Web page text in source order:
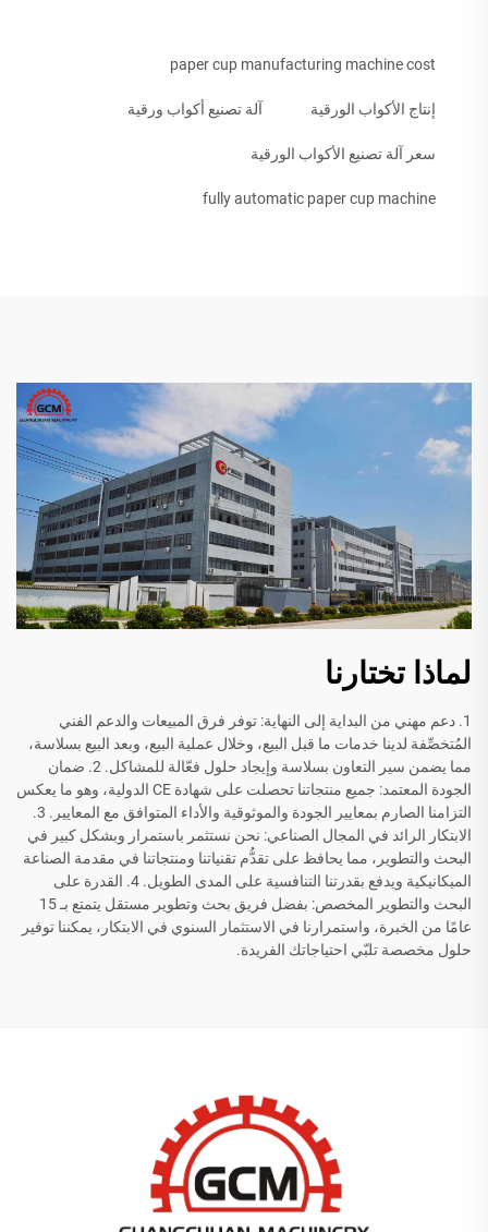
paper cup manufacturing machine cost
إنتاج الأكواب الورقية آلة تصنيع أكواب ورقية
سعر آلة تصنيع الأكواب الورقية
fully automatic paper cup machine
لماذا تختارنا
1. دعم مهني من البداية إلى النهاية: توفر فرق المبيعات والدعم الفني
المُتخصِّفة لدينا خدمات ما قبل البيع، وخلال عملية البيع، وبعد البيع بسلاسة،
مما يضمن سير التعاون بسلاسة وإيجاد حلول فعّالة للمشاكل. 2. ضمان
الجودة المعتمد: جميع منتجاتنا تحصلت على شهادة CE الدولية، وهو ما يعكس
التزامنا الصارم بمعايير الجودة والموثوقية والأداء المتوافق مع المعايير. 3.
الابتكار الرائد في المجال الصناعي: نحن نستثمر باستمرار وبشكل كبير في
البحث والتطوير، مما يحافظ على تقدُّم تقنياتنا ومنتجاتنا في مقدمة الصناعة
الميكانيكية ويدفع بقدرتنا التنافسية على المدى الطويل. 4. القدرة على
البحث والتطوير المخصص: بفضل فريق بحث وتطوير مستقل يتمتع بـ 15
عامًا من الخبرة، واستمرارنا في الاستثمار السنوي في الابتكار، يمكننا توفير
حلول مخصصة تلبّي احتياجاتك الفريدة.